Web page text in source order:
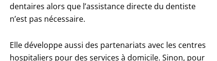
dentaires alors que l’assistance directe du dentiste
n’est pas nécessaire.
Elle développe aussi des partenariats avec les centres
hospitaliers pour des services à domicile. Sinon, pour